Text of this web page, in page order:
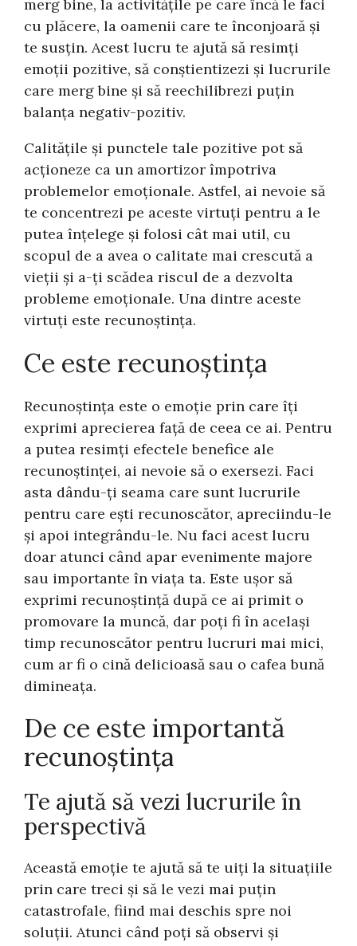
merg bine, la activitățile pe care încă le faci
cu plăcere, la oamenii care te înconjoară și
te susțin. Acest lucru te ajută să resimți
emoții pozitive, să conștientizezi și lucrurile
care merg bine și să reechilibrezi puțin
balanța negativ-pozitiv.
Calitățile și punctele tale pozitive pot să
acționeze ca un amortizor împotriva
problemelor emoționale. Astfel, ai nevoie să
te concentrezi pe aceste virtuți pentru a le
putea înțelege și folosi cât mai util, cu
scopul de a avea o calitate mai crescută a
vieții și a-ți scădea riscul de a dezvolta
probleme emoționale. Una dintre aceste
virtuți este recunoștința.
Ce este recunoștința
Recunoștința este o emoție prin care îți
exprimi aprecierea față de ceea ce ai. Pentru
a putea resimți efectele benefice ale
recunoștinței, ai nevoie să o exersezi. Faci
asta dându-ți seama care sunt lucrurile
pentru care ești recunoscător, apreciindu-le
și apoi integrându-le. Nu faci acest lucru
doar atunci când apar evenimente majore
sau importante în viața ta. Este ușor să
exprimi recunoștință după ce ai primit o
promovare la muncă, dar poți fi în același
timp recunoscător pentru lucruri mai mici,
cum ar fi o cină delicioasă sau o cafea bună
dimineața.
De ce este importantă
recunoștința
Te ajută să vezi lucrurile în
perspectivă
Această emoție te ajută să te uiți la situațiile
prin care treci și să le vezi mai puțin
catastrofale, fiind mai deschis spre noi
soluții. Atunci când poți să observi și